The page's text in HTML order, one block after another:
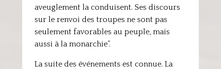
aveuglement la conduisent. Ses discours
sur le renvoi des troupes ne sont pas
seulement favorables au peuple, mais
aussi à la monarchie”.
La suite des événements est connue. La